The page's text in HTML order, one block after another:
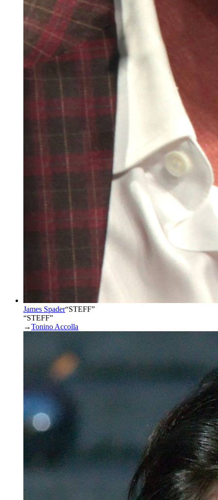
James Spader“STEFF”
“STEFF”
→Tonino Accolla